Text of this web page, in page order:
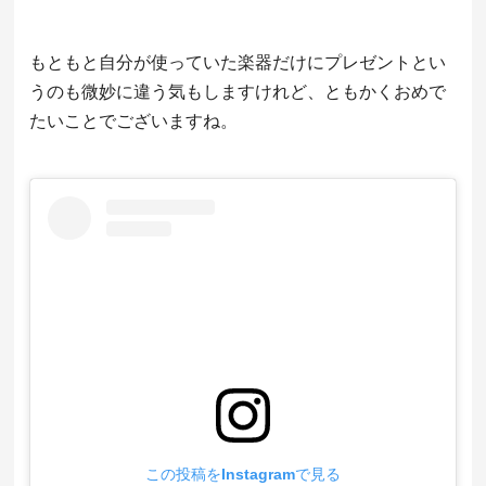
もともと自分が使っていた楽器だけにプレゼントとい
うのも微妙に違う気もしますけれど、ともかくおめで
たいことでございますね。
この投稿をInstagramで見る